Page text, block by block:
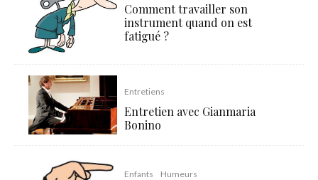
Comment travailler son
instrument quand on est
fatigué ?
Entretiens
Entretien avec Gianmaria
Bonino
Enfants Humeurs